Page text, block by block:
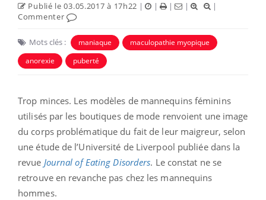
Publié le 03.05.2017 à 17h22 | | | |
|
Commenter
Mots clés : maniaque
maculopathie myopique
anorexie
puberté
Trop minces. Les modèles de mannequins féminins
utilisés par les boutiques de mode renvoient une image
du corps problématique du fait de leur maigreur, selon
une étude de l’Université de Liverpool publiée dans la
revue Journal of Eating Disorders. Le constat ne se
retrouve en revanche pas chez les mannequins
hommes.